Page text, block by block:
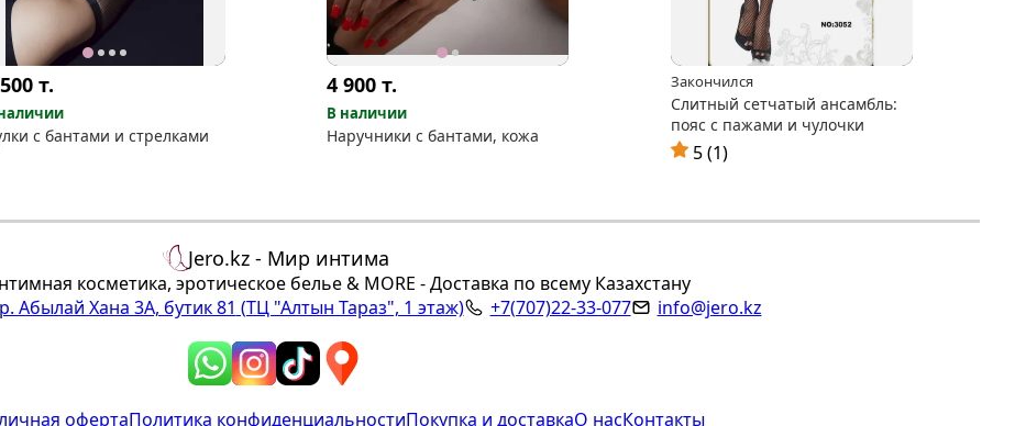
т.
с бантами и стрелками
4 900т.
В наличии
Наручники с бантами, кожа
Закончился
Слитный сетчатый ансамбль:
пояс с пажами и чулочки
5 (1)
Jero.kz - Мир интима
косметика, эротическое белье & MORE - Доставка по всему Казахстану
Абылай Хана 3А, бутик 81 (ТЦ "Алтын Тараз", 1 этаж) +7(707)22-33-077 info@jero.kz
офертаПолитика конфиденциальностиПокупка и доставкаО насКонтакты